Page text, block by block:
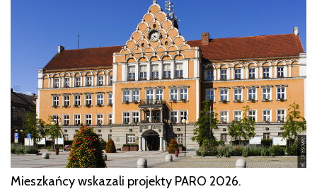
Mieszkańcy wskazali projekty PARO 2026.